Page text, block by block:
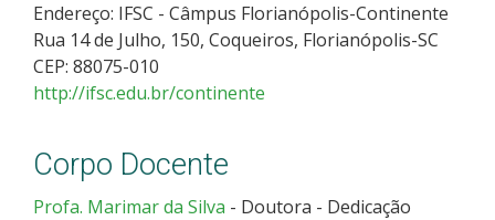
Endereço: IFSC - Câmpus Florianópolis-Continente
Rua 14 de Julho, 150, Coqueiros, Florianópolis-SC
CEP: 88075-010
http://ifsc.edu.br/continente
Corpo Docente
Profa. Marimar da Silva - Doutora - Dedicação